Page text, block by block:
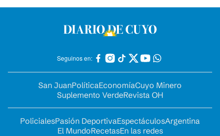
Seguinos en:
San JuanPolíticaEconomíaCuyo Minero
Suplemento VerdeRevista OH
PolicialesPasión DeportivaEspectáculosArgentina
El MundoRecetasEn las redes